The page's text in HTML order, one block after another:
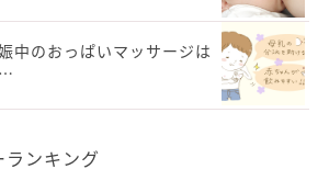
中のおっぱいマッサージは
ンキング